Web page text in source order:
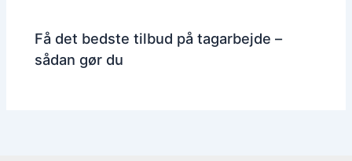
Få det bedste tilbud på tagarbejde –
sådan gør du